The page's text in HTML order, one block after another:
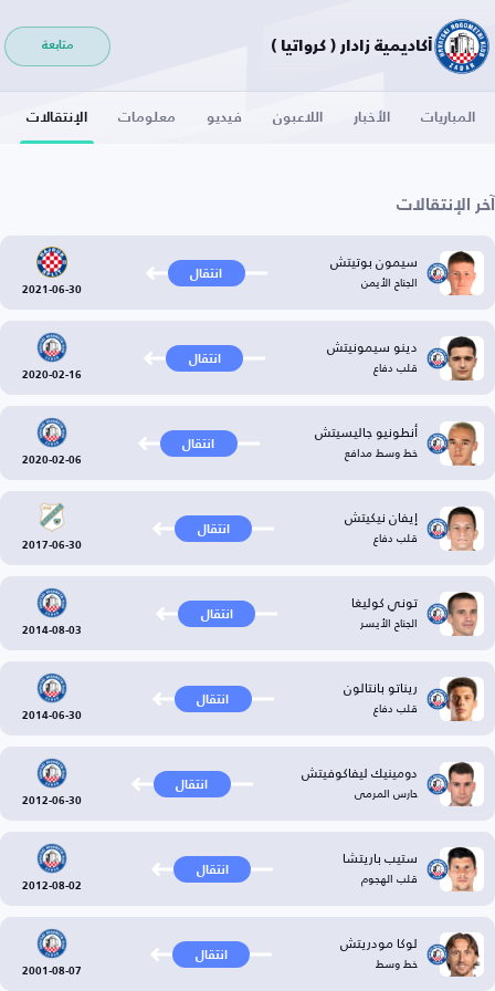
أكاديمية زادار ( كرواتيا ) متابعة
المباريات الأخبار اللاعبون فيديو معلومات الإنتقالات
آخر الإنتقالات
سيمون بوتيتش
الجناح الأيمن انتقال
2021-06-30
دينو سيمونيتش
قلب دفاع انتقال
2020-02-16
أنطونيو جاليسيتش
خط وسط مدافع انتقال
2020-02-06
إيفان نيكيتش
قلب دفاع انتقال
2017-06-30
توني كوليغا
الجناح الأيسر انتقال
2014-08-03
ريناتو بانتالون
قلب دفاع انتقال
2014-06-30
دومينيك ليفاكوفيتش
حارس المرمى انتقال
2012-06-30
ستيب باريتشا
قلب الهجوم انتقال
2012-08-02
لوكا مودريتش
خط وسط انتقال
2001-08-07